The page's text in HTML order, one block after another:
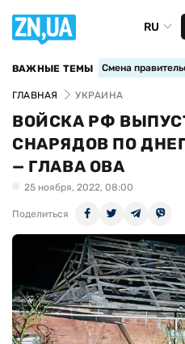
RU
ВАЖНЫЕ ТЕМЫ Смена
ГЛАВНАЯ УКРАИНА
ВОЙСКА РФ
СНАРЯДОВ ПО
— ГЛАВА ОВА
25 ноября, 2022, 08:00
Поделиться